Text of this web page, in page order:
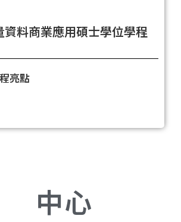
資料商業應用碩士學位學程
亮點
中心